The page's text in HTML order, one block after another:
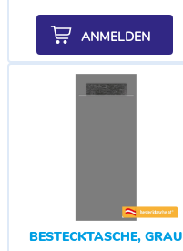
ANMELDEN
BESTECKTASCHE, GRAU